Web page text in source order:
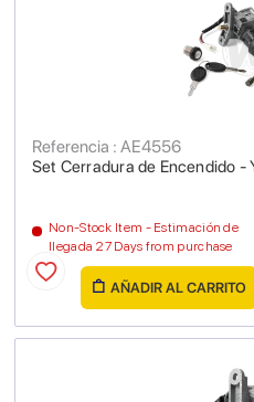
Set Cerradura de Encendido -
Referencia : AE4556
Non-Stock Item - Estimación de
llegada 27 Days from purchase
AÑADIR AL CARRITO